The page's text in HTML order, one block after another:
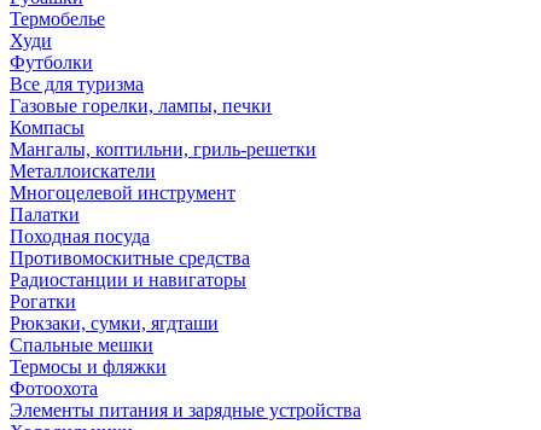
Термобелье
Худи
Футболки
Все для туризма
Газовые горелки, лампы, печки
Компасы
Мангалы, коптильни, гриль-решетки
Металлоискатели
Многоцелевой инструмент
Палатки
Походная посуда
Противомоскитные средства
Радиостанции и навигаторы
Рогатки
Рюкзаки, сумки, ягдташи
Спальные мешки
Термосы и фляжки
Фотоохота
Элементы питания и зарядные устройства